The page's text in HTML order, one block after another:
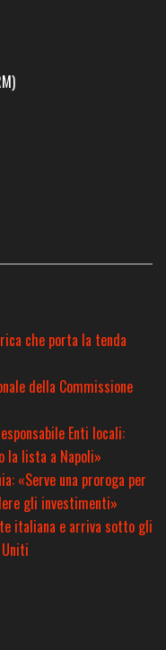
che porta la tenda
della Commissione
Enti locali:
la lista a Napoli»
«Serve una proroga per
gli investimenti»
italiana e arriva sotto gli